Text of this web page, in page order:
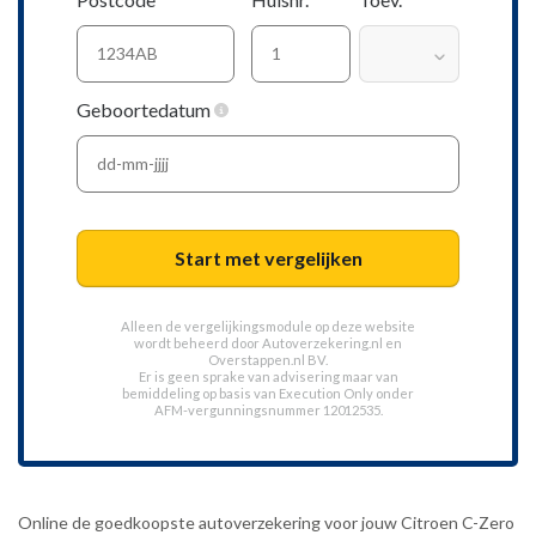
Geboortedatum
Start met vergelijken
Alleen de vergelijkingsmodule op deze website
wordt beheerd door Autoverzekering.nl en
Overstappen.nl BV.
Er is geen sprake van advisering maar van
bemiddeling op basis van Execution Only onder
AFM-vergunningsnummer 12012535.
Online de goedkoopste autoverzekering voor jouw Citroen C-Zero